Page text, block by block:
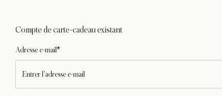
Compte de carte-cadeau existant
Adresse e-mail*